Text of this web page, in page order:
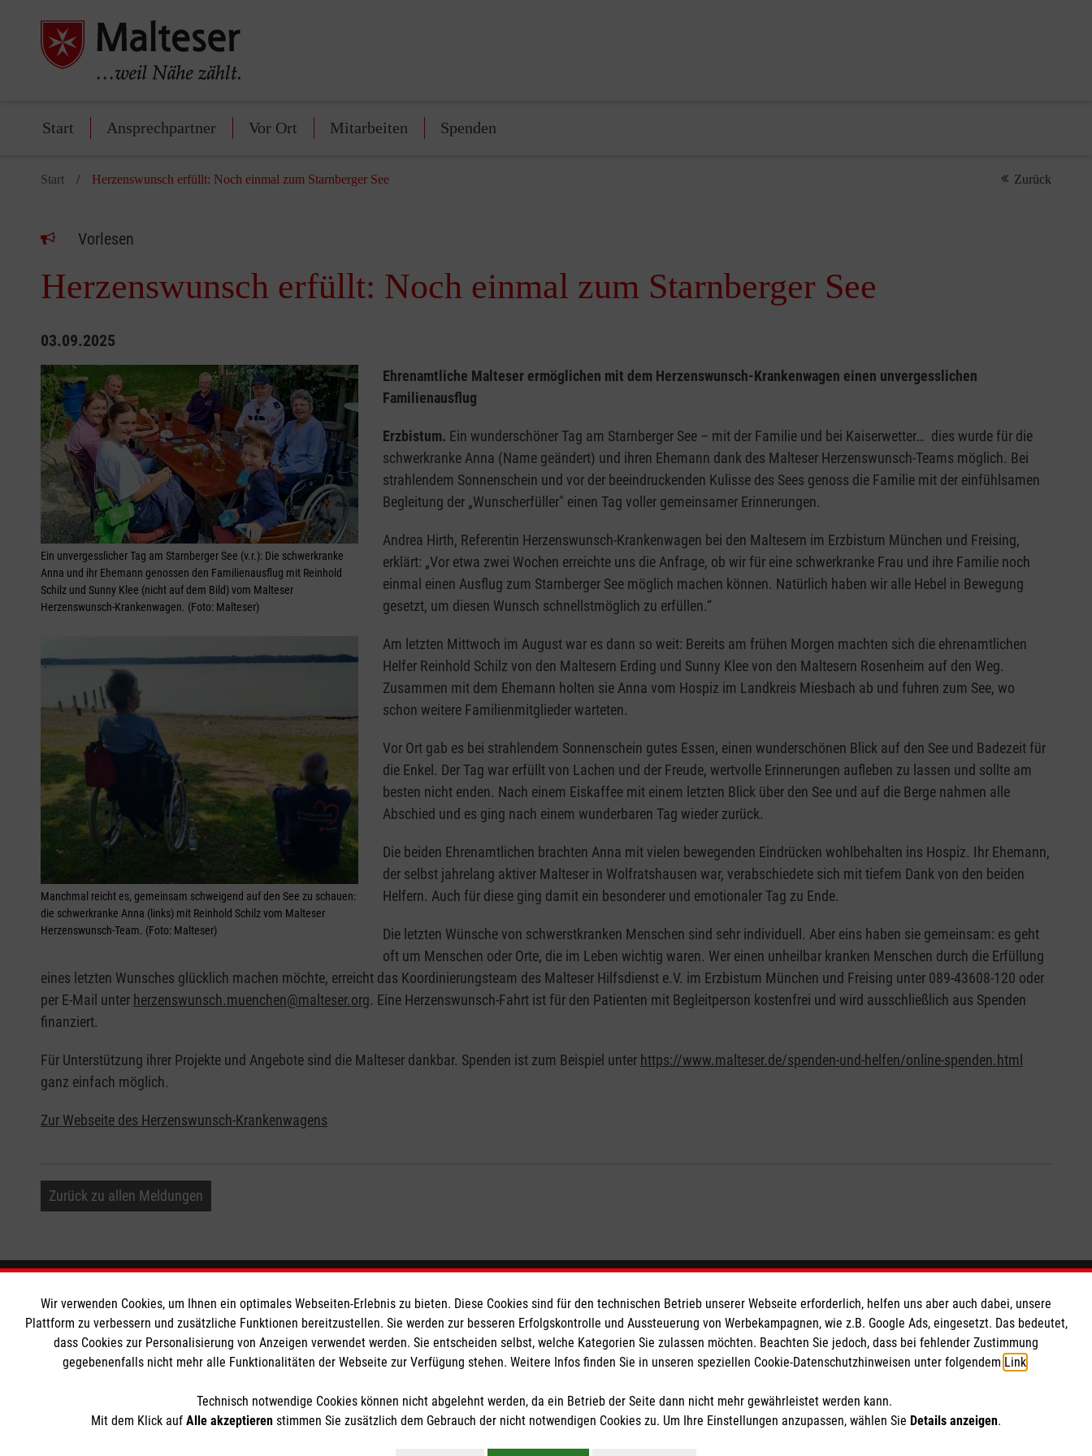
Start Ansprechpartner Vor Ort Mitarbeiten Spenden
Start Herzenswunsch erfüllt: Noch einmal zum Starnberger See Zurück
Vorlesen
Herzenswunsch erfüllt: Noch einmal zum Starnberger See
03.09.2025
Ein unvergesslicher Tag am Starnberger See (v.r.): Die schwerkranke
Anna und ihr Ehemann genossen den Familienausflug mit Reinhold
Schilz und Sunny Klee (nicht auf dem Bild) vom Malteser
Herzenswunsch-Krankenwagen. (Foto: Malteser)
Manchmal reicht es, gemeinsam schweigend auf den See zu schauen:
die schwerkranke Anna (links) mit Reinhold Schilz vom Malteser
Herzenswunsch-Team. (Foto: Malteser)
Ehrenamtliche Malteser ermöglichen mit dem Herzenswunsch-Krankenwagen einen unvergesslichen
Familienausflug
Erzbistum. Ein wunderschöner Tag am Starnberger See – mit der Familie und bei Kaiserwetter… dies wurde für die
schwerkranke Anna (Name geändert) und ihren Ehemann dank des Malteser Herzenswunsch-Teams möglich. Bei
strahlendem Sonnenschein und vor der beeindruckenden Kulisse des Sees genoss die Familie mit der einfühlsamen
Begleitung der „Wunscherfüller" einen Tag voller gemeinsamer Erinnerungen.
Andrea Hirth, Referentin Herzenswunsch-Krankenwagen bei den Maltesern im Erzbistum München und Freising,
erklärt: „Vor etwa zwei Wochen erreichte uns die Anfrage, ob wir für eine schwerkranke Frau und ihre Familie noch
einmal einen Ausflug zum Starnberger See möglich machen können. Natürlich haben wir alle Hebel in Bewegung
gesetzt, um diesen Wunsch schnellstmöglich zu erfüllen.“
Am letzten Mittwoch im August war es dann so weit: Bereits am frühen Morgen machten sich die ehrenamtlichen
Helfer Reinhold Schilz von den Maltesern Erding und Sunny Klee von den Maltesern Rosenheim auf den Weg.
Zusammen mit dem Ehemann holten sie Anna vom Hospiz im Landkreis Miesbach ab und fuhren zum See, wo
schon weitere Familienmitglieder warteten.
Vor Ort gab es bei strahlendem Sonnenschein gutes Essen, einen wunderschönen Blick auf den See und Badezeit für
die Enkel. Der Tag war erfüllt von Lachen und der Freude, wertvolle Erinnerungen aufleben zu lassen und sollte am
besten nicht enden. Nach einem Eiskaffee mit einem letzten Blick über den See und auf die Berge nahmen alle
Abschied und es ging nach einem wunderbaren Tag wieder zurück.
Die beiden Ehrenamtlichen brachten Anna mit vielen bewegenden Eindrücken wohlbehalten ins Hospiz. Ihr Ehemann,
der selbst jahrelang aktiver Malteser in Wolfratshausen war, verabschiedete sich mit tiefem Dank von den beiden
Helfern. Auch für diese ging damit ein besonderer und emotionaler Tag zu Ende.
Die letzten Wünsche von schwerstkranken Menschen sind sehr individuell. Aber eins haben sie gemeinsam: es geht
oft um Menschen oder Orte, die im Leben wichtig waren. Wer einen unheilbar kranken Menschen durch die Erfüllung
eines letzten Wunsches glücklich machen möchte, erreicht das Koordinierungsteam des Malteser Hilfsdienst e.V. im Erzbistum München und Freising unter 089-43608-120 oder
per E-Mail unter herzenswunsch.muenchen@malteser.org. Eine Herzenswunsch-Fahrt ist für den Patienten mit Begleitperson kostenfrei und wird ausschließlich aus Spenden
finanziert.
Für Unterstützung ihrer Projekte und Angebote sind die Malteser dankbar. Spenden ist zum Beispiel unter https://www.malteser.de/spenden-und-helfen/online-spenden.html
ganz einfach möglich.
Zur Webseite des Herzenswunsch-Krankenwagens
Zurück zu allen Meldungen
Informationen
Impressum
Datenschutz
Barrierefreiheit
Die Malteser
Malteser in Deutschland
Malteserorden
Spendenkonto
Empfänger: Malteser Hilfsdienst e.V.
Bank: Pax-Bank für Kirche und Caritas eG
BIC: GENODED1PA7
So finden Sie uns
Streitfeldstr. 1
81673 München
Email:bistum.muenchen@malteser.org
Wir verwenden Cookies, um Ihnen ein optimales Webseiten-Erlebnis zu bieten. Diese Cookies sind für den technischen Betrieb unserer Webseite erforderlich, helfen uns aber auch dabei, unsere
Plattform zu verbessern und zusätzliche Funktionen bereitzustellen. Sie werden zur besseren Erfolgskontrolle und Aussteuerung von Werbekampagnen, wie z.B. Google Ads, eingesetzt. Das bedeutet,
dass Cookies zur Personalisierung von Anzeigen verwendet werden. Sie entscheiden selbst, welche Kategorien Sie zulassen möchten. Beachten Sie jedoch, dass bei fehlender Zustimmung
gegebenenfalls nicht mehr alle Funktionalitäten der Webseite zur Verfügung stehen. Weitere Infos finden Sie in unseren speziellen Cookie-Datenschutzhinweisen unter folgendem Link
Technisch notwendige Cookies können nicht abgelehnt werden, da ein Betrieb der Seite dann nicht mehr gewährleistet werden kann.
Mit dem Klick auf Alle akzeptieren stimmen Sie zusätzlich dem Gebrauch der nicht notwendigen Cookies zu. Um Ihre Einstellungen anzupassen, wählen Sie Details anzeigen.